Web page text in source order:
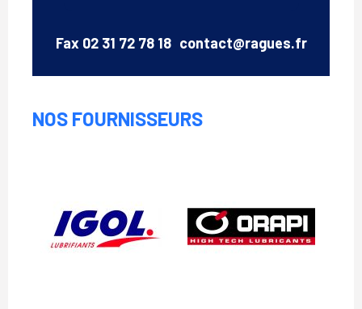
Fax 02 31 72 78 18 Email
contact@ragues.fr
NOS FOURNISSEURS